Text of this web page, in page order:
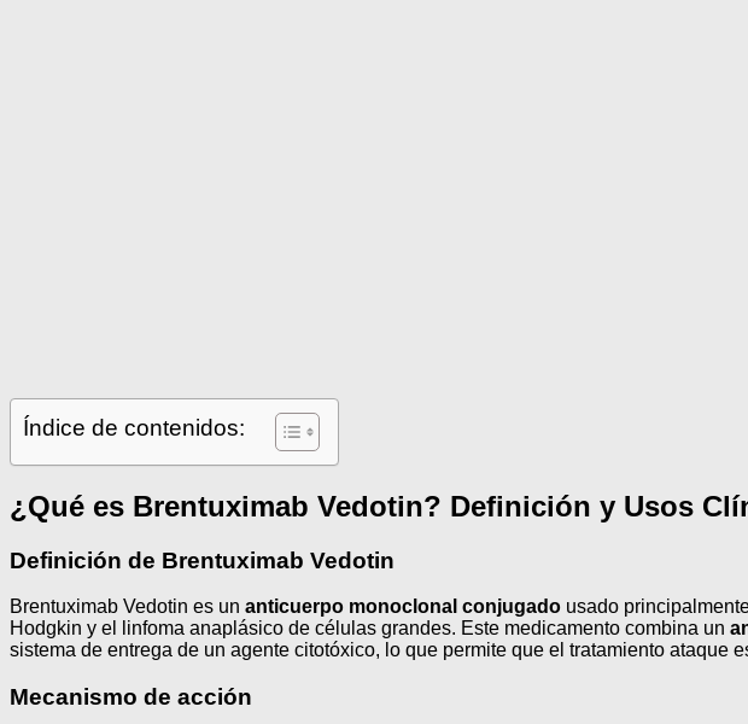
Índice de contenidos:
¿Qué es Brentuximab Vedotin? Definición y Usos
Definición de Brentuximab Vedotin
Brentuximab Vedotin es un anticuerpo monoclonal conjugado usado
Hodgkin y el linfoma anaplásico de células grandes. Este medicamento combina un
sistema de entrega de un agente citotóxico, lo que permite que el tratamiento ataque
Mecanismo de acción